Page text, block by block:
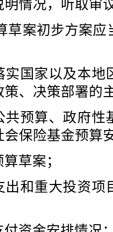
明情况，听取审
草案初步方案应
实国家以及本
策、决策部署的
共预算、政府
会保险基金预算
草案；
出和重大投资